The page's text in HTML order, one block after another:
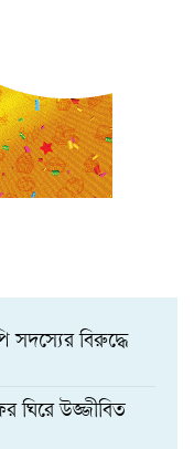
সদস্যের বিরুদ্ধে
ঘিরে উজ্জীবিত